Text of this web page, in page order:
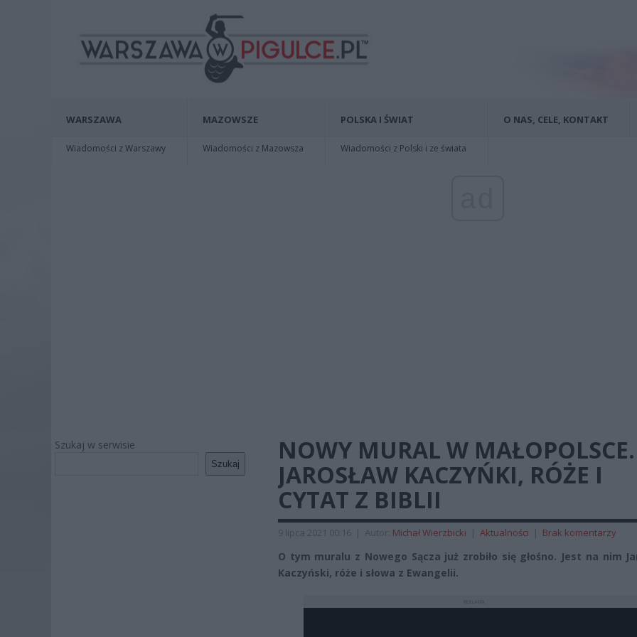
WARSZAWA
Wiadomości z Warszawy
MAZOWSZE
Wiadomości z Mazowsza
POLSKA I ŚWIAT
Wiadomości z Polski i ze świata
O NAS, CELE, KONTAKT
Szukaj w serwisie
Szukaj
NOWY MURAL W MAŁOPOLSCE.
JAROSŁAW KACZYŃKI, RÓŻE I
CYTAT Z BIBLII
9 lipca 2021 00:16 | Autor: Michał Wierzbicki | Aktualności | Brak komentarzy
O tym muralu z Nowego Sącza już zrobiło się głośno. Jest na nim
Kaczyński, róże i słowa z Ewangelii.